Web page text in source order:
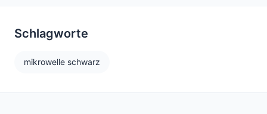
Schlagworte
mikrowelle schwarz